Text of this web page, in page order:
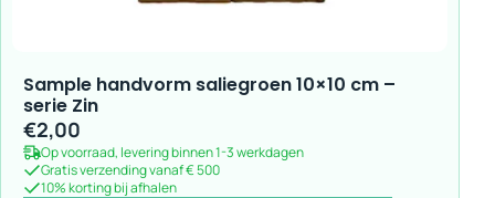
Sample handvorm saliegroen 10×10 cm –
serie Zin
€2,00
Op voorraad, levering binnen 1-3 werkdagen
Gratis verzending vanaf € 500
10% korting bij afhalen